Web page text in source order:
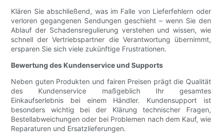
Klären Sie abschließend, was im Falle von Lieferfehlern oder
verloren gegangenen Sendungen geschieht – wenn Sie den
Ablauf der Schadensregulierung verstehen und wissen, wie
schnell der Vertriebspartner die Verantwortung übernimmt,
ersparen Sie sich viele zukünftige Frustrationen.
Bewertung des Kundenservice und Supports
Neben guten Produkten und fairen Preisen prägt die Qualität
des Kundenservice maßgeblich Ihr gesamtes
Einkaufserlebnis bei einem Händler. Kundensupport ist
besonders wichtig bei der Klärung technischer Fragen,
Bestellabweichungen oder bei Problemen nach dem Kauf, wie
Reparaturen und Ersatzlieferungen.